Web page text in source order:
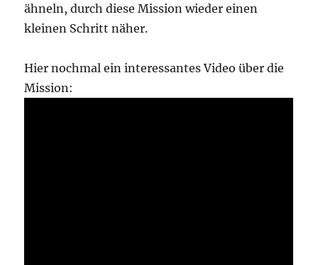
ähneln, durch diese Mission wieder einen
kleinen Schritt näher.
Hier nochmal ein interessantes Video über die
Mission: